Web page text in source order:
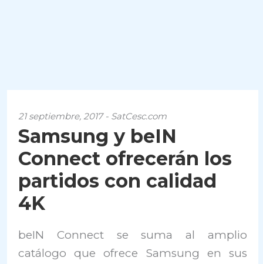
21 septiembre, 2017 - SatCesc.com
Samsung y beIN
Connect ofrecerán los
partidos con calidad
4K
beIN Connect se suma al amplio
catálogo que ofrece Samsung en sus